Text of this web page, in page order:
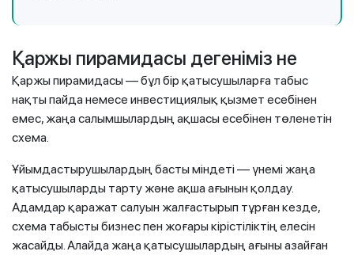
Қаржы пирамидасы дегеніміз не
Қаржы пирамидасы — бұл бір қатысушыларға табыс
нақты пайда немесе инвестициялық қызмет есебінен
емес, жаңа салымшылардың ақшасы есебінен төленетін
схема.
Ұйымдастырушылардың басты міндеті — үнемі жаңа
қатысушыларды тарту және ақша ағынын қолдау.
Адамдар қаражат салуын жалғастырып тұрған кезде,
схема табысты бизнес пен жоғары кірістіліктің елесін
жасайды. Алайда жаңа қатысушылардың ағыны азайған